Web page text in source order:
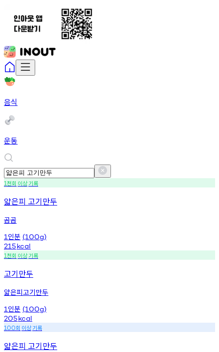
음식
운동
1천회 이상기록
얇은피 고기만두
곰곰
1 인분 (100g)
215kcal
1천회 이상기록
고기만두
얇은피고기만두
1 인분 (100g)
205kcal
100회 이상기록
얇은피 고기만두